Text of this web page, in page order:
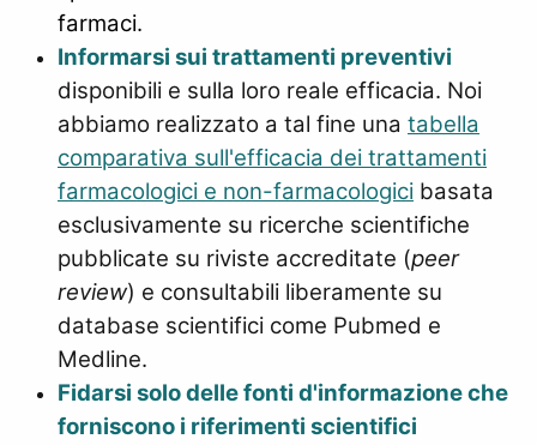
farmaci.
Informarsi sui trattamenti preventivi
disponibili e sulla loro reale efficacia. Noi
abbiamo realizzato a tal fine una tabella
comparativa sull'efficacia dei trattamenti
farmacologici e non-farmacologici basata
esclusivamente su ricerche scientifiche
pubblicate su riviste accreditate (peer
review) e consultabili liberamente su
database scientifici come Pubmed e
Medline.
Fidarsi solo delle fonti d'informazione che
forniscono i riferimenti scientifici